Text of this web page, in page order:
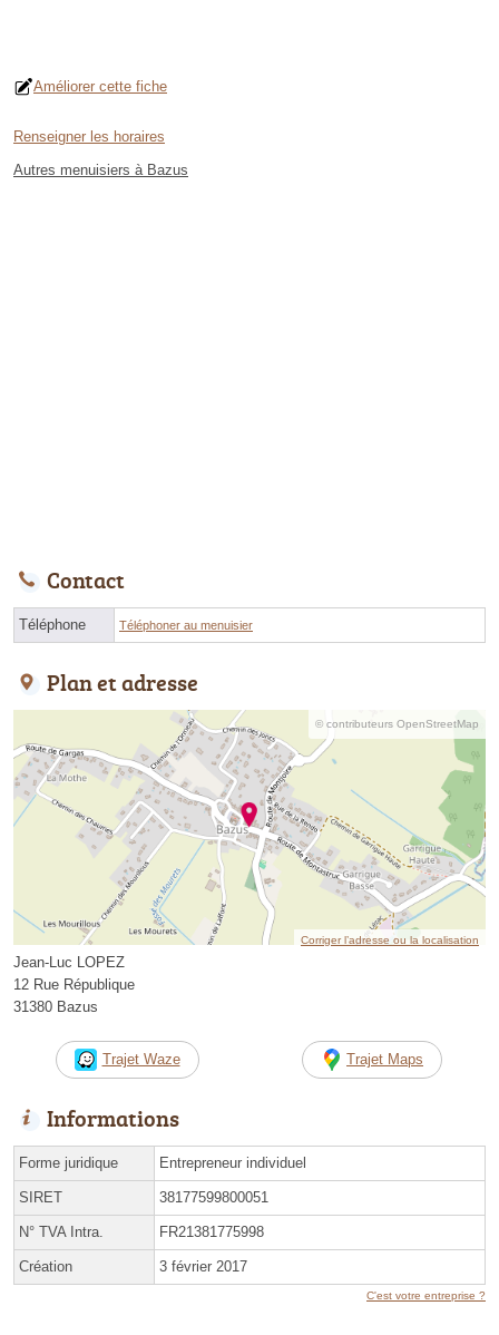
Améliorer cette fiche
Renseigner les horaires
Autres menuisiers à Bazus
Contact
Téléphone Téléphoner au menuisier
Plan et adresse
© contributeurs OpenStreetMap
Corriger l’adresse ou la localisation
Jean-Luc LOPEZ
12 Rue République
31380 Bazus
Trajet Waze Trajet Maps
Informations
Forme juridique Entrepreneur individuel
SIRET 38177599800051
N° TVA Intra. FR21381775998
Création 3 février 2017
C'est votre entreprise ?